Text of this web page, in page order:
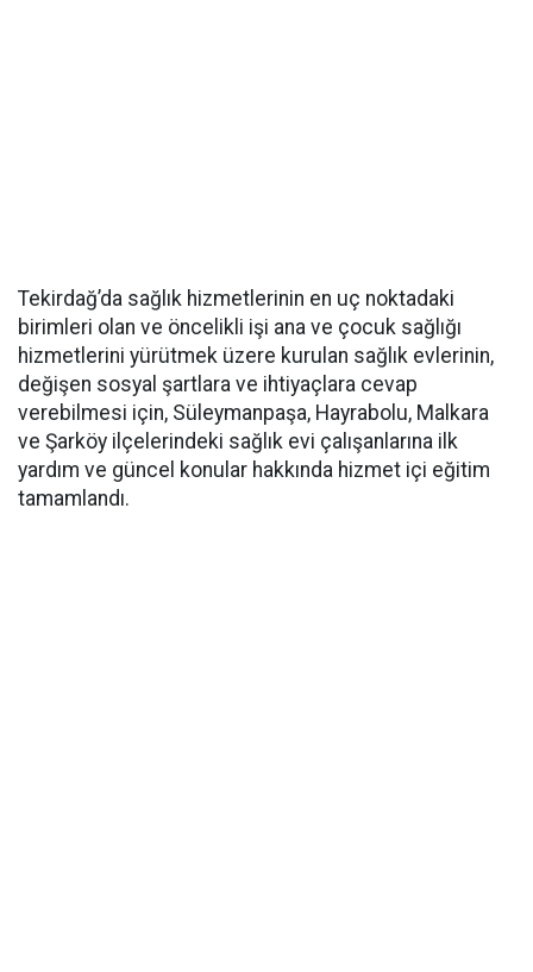
Tekirdağ’da sağlık hizmetlerinin en uç noktadaki
birimleri olan ve öncelikli işi ana ve çocuk sağlığı
hizmetlerini yürütmek üzere kurulan sağlık evlerinin,
değişen sosyal şartlara ve ihtiyaçlara cevap
verebilmesi için, Süleymanpaşa, Hayrabolu, Malkara
ve Şarköy ilçelerindeki sağlık evi çalışanlarına ilk
yardım ve güncel konular hakkında hizmet içi eğitim
tamamlandı.